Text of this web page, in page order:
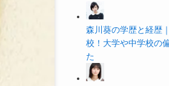
森川葵の学歴と経歴
校！大学や中学校の
た